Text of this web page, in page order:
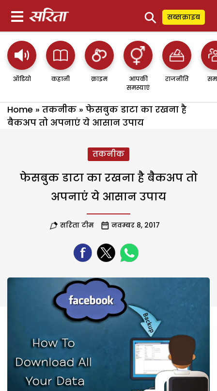
⚲ सब्सक्राइब
ऑडियो कहानी क्राइम
आपकी
समस्याएं
राजनीति
Home » तकनीक » फेसबुक डाटा का रखना है
बैकअप तो अपनाएं ये आसान उपाय
तकनीक
फेसबुक डाटा का रखना है बैकअप तो
अपनाएं ये आसान उपाय
सरिता टीम नवम्बर 8, 2017